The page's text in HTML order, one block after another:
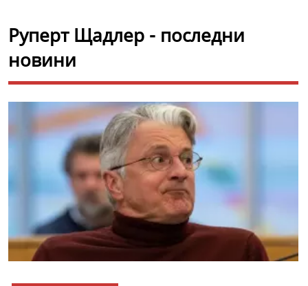
Руперт Щадлер - последни
новини